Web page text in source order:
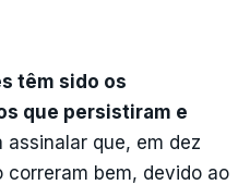
têm sido os
que persistiram e
assinalar que, em dez
correram bem, devido ao